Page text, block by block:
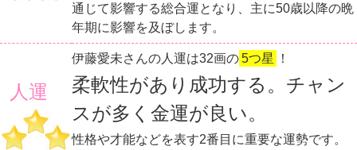
通じて影響する総合運となり、主に50歳以降の晩
年期に影響を及ぼします。
人運
伊藤愛未さんの人運は32画の5つ星 ！
柔軟性があり成功する。チャン
スが多く金運が良い。
性格や才能などを表す2番目に重要な運勢です。